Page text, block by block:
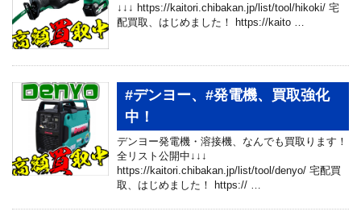
↓↓↓ https://kaitori.chibakan.jp/list/tool/hikoki/ 宅
配買取、はじめました！ https://kaito …
#デンヨー、#発電機、買取強化
中！
デンヨー発電機・溶接機、なんでも買取ります！
全リスト公開中↓↓↓
https://kaitori.chibakan.jp/list/tool/denyo/ 宅配買
取、はじめました！ https:// …